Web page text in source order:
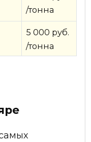
/тонна
5 000 руб.
/тонна